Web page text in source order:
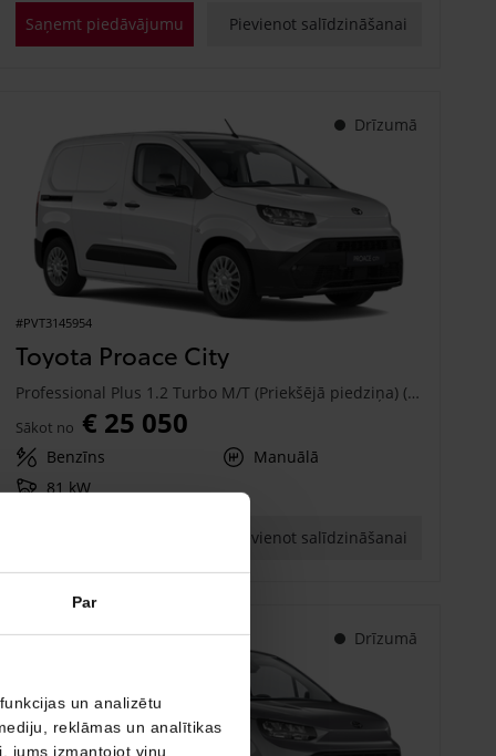
Par
un analizētu
reklāmas un analītikas
jums izmantojot viņu
Saņemt piedāvājumu Pievienot salīdzināšanai
Drīzumā
#PVT3145954
Toyota Proace City
Professional Plus 1.2 Turbo M/T (Priekšējā piedziņa) (81 kW)
Sākot no € 25 050
Benzīns
Manuālā
81 kW
Pievienot salīdzināšanai
Drīzumā